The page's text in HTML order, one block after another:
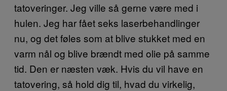
tatoveringer. Jeg ville så gerne være med i
hulen. Jeg har fået seks laserbehandlinger
nu, og det føles som at blive stukket med en
varm nål og blive brændt med olie på samme
tid. Den er næsten væk. Hvis du vil have en
tatovering, så hold dig til, hvad du virkelig,